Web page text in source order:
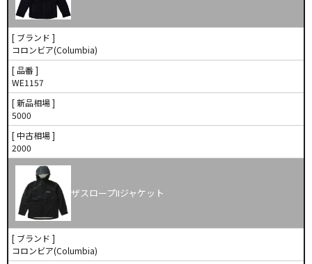
[ ブランド ]
コロンビア(Columbia)
[ 品番 ]
WE1157
[ 新品相場 ]
5000
[ 中古相場 ]
2000
ザスロープIIジャケット
[ ブランド ]
コロンビア(Columbia)